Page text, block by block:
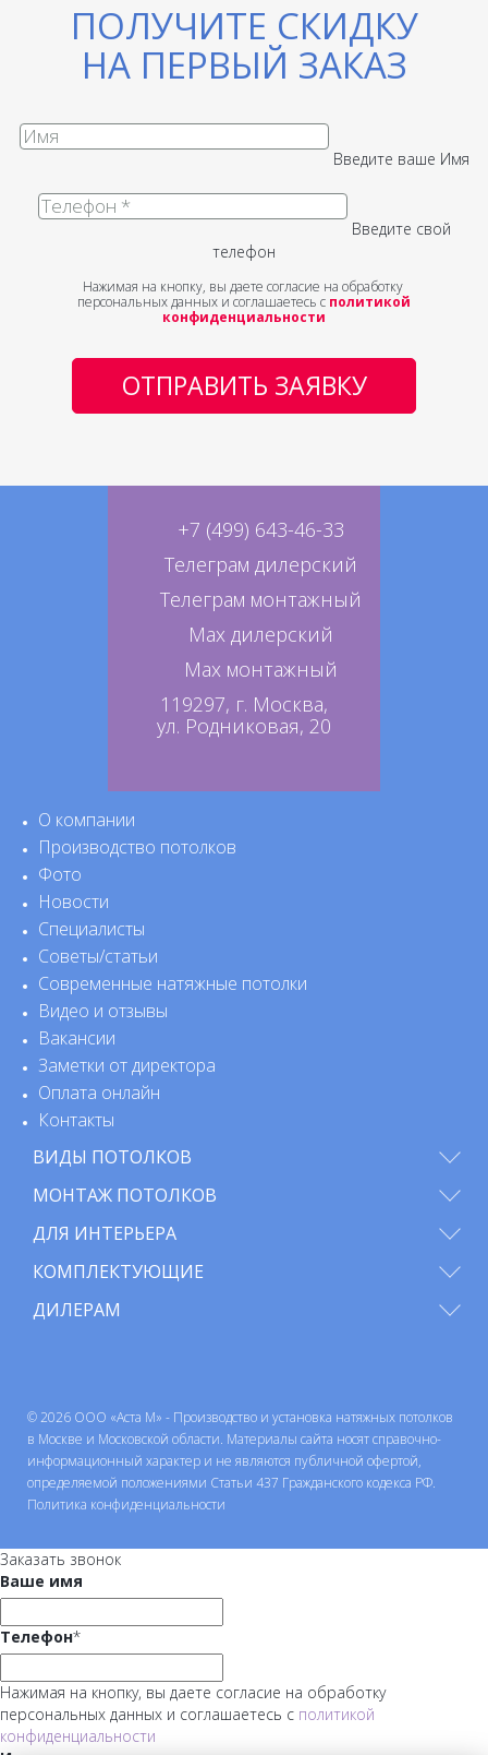
ПОЛУЧИТЕ СКИДКУ
НА ПЕРВЫЙ ЗАКАЗ
Введите ваше Имя
Введите свой
телефон
Нажимая на кнопку, вы даете согласие на обработку
персональных данных и соглашаетесь с политикой
конфиденциальности
ОТПРАВИТЬ ЗАЯВКУ
+7 (499) 643-46-33
Телеграм дилерский
Телеграм монтажный
Max дилерский
Max монтажный
119297, г. Москва,
ул. Родниковая, 20
О компании
Производство потолков
Фото
Новости
Специалисты
Советы/статьи
Современные натяжные потолки
Видео и отзывы
Вакансии
Заметки от директора
Оплата онлайн
Контакты
ВИДЫ ПОТОЛКОВ
МОНТАЖ ПОТОЛКОВ
ДЛЯ ИНТЕРЬЕРА
КОМПЛЕКТУЮЩИЕ
ДИЛЕРАМ
© 2026 ООО «Аста М» - Производство и установка натяжных потолков
в Москве и Московской области. Материалы сайта носят справочно-
информационный характер и не являются публичной офертой,
определяемой положениями Статьи 437 Гражданского кодекса РФ.
Политика конфиденциальности
Заказать звонок
Ваше имя
Телефон*
Нажимая на кнопку, вы даете согласие на обработку
персональных данных и соглашаетесь с политикой
конфиденциальности